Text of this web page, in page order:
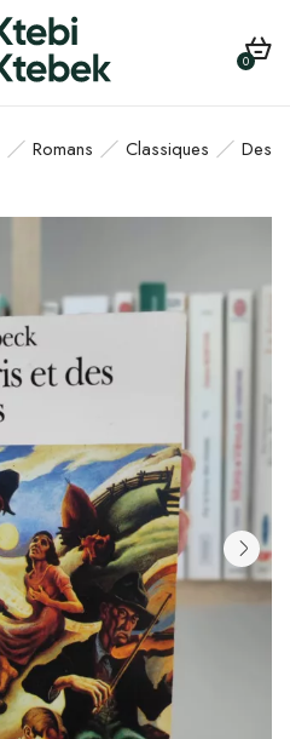
0
Romans Classiques
Des